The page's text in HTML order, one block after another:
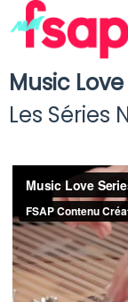
Music Love
Les Séries